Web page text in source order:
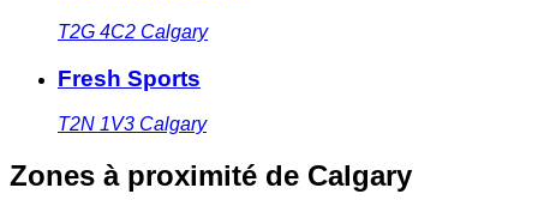
T2G 4C2 Calgary
Fresh Sports
T2N 1V3 Calgary
Zones à proximité de Calgary